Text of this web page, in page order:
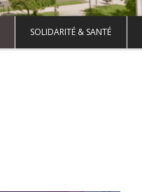
SOLIDARITÉ & SANTÉ